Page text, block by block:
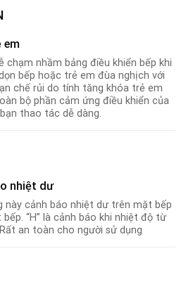
em
chạm nhầm bảng điều khiển bếp khi
bếp hoặc trẻ em đùa nghịch với
chế rủi do tính tăng khóa trẻ em
bộ phần cảm ứng điều khiển của
thao tác dễ dàng.
nhiệt dư
này cảnh báo nhiệt dư trên mặt bếp
“H” là cảnh báo khi nhiệt độ từ
Rất an toàn cho người sử dụng